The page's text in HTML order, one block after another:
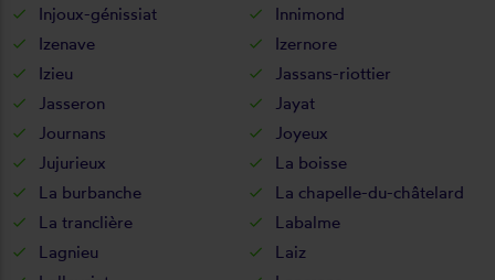
Injoux-génissiat
Innimond
Izenave
Izernore
Izieu
Jassans-riottier
Jasseron
Jayat
Journans
Joyeux
Jujurieux
La boisse
La burbanche
La chapelle-du-châtelard
La tranclière
Labalme
Lagnieu
Laiz